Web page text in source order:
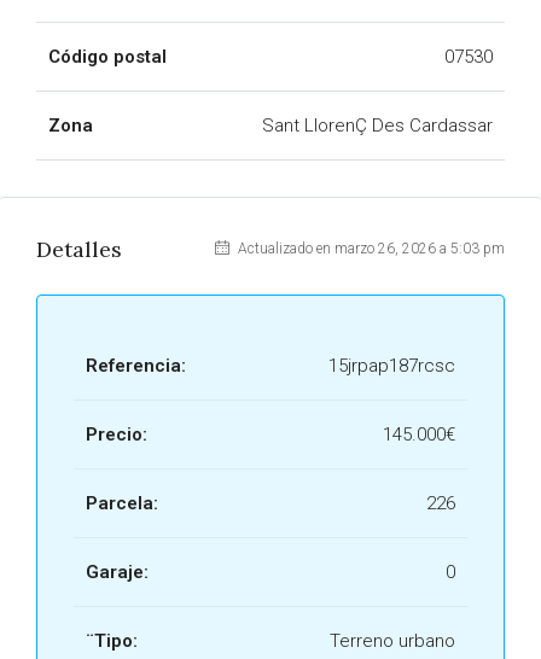
Código postal 07530
Zona Sant LlorenÇ Des Cardassar
Detalles Actualizado en marzo 26, 2026 a 5:03 pm
Referencia: 15jrpap187rcsc
Precio: 145.000€
Parcela: 226
Garaje: 0
¨Tipo: Terreno urbano